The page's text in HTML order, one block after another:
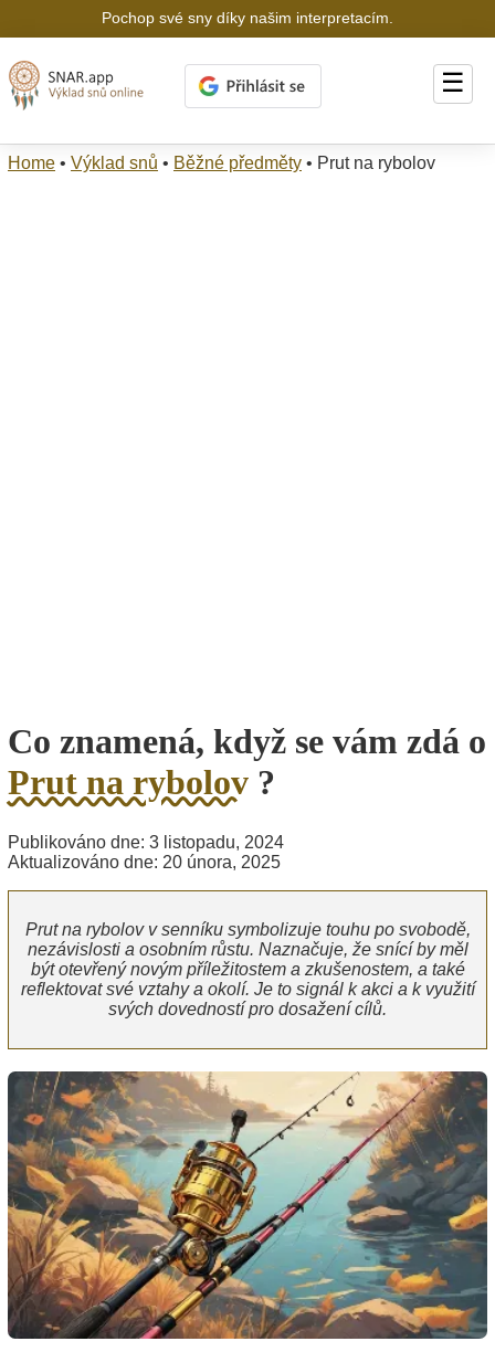
Pochop své sny díky našim interpretacím.
☰
Home • Výklad snů • Běžné předměty • Prut na rybolov
Co znamená, když se vám zdá o
Prut na rybolov ?
Publikováno dne: 3 listopadu, 2024
Aktualizováno dne: 20 února, 2025
Prut na rybolov v senníku symbolizuje touhu po svobodě,
nezávislosti a osobním růstu. Naznačuje, že snící by měl
být otevřený novým příležitostem a zkušenostem, a také
reflektovat své vztahy a okolí. Je to signál k akci a k využití
svých dovedností pro dosažení cílů.